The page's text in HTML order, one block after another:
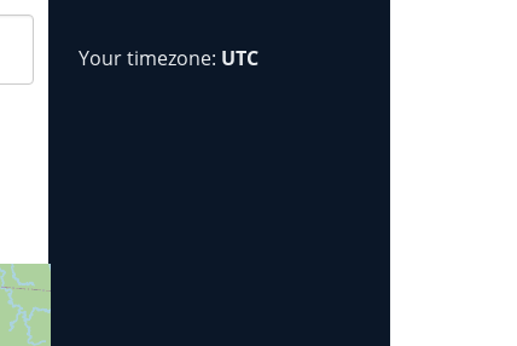
Your timezone: UTC